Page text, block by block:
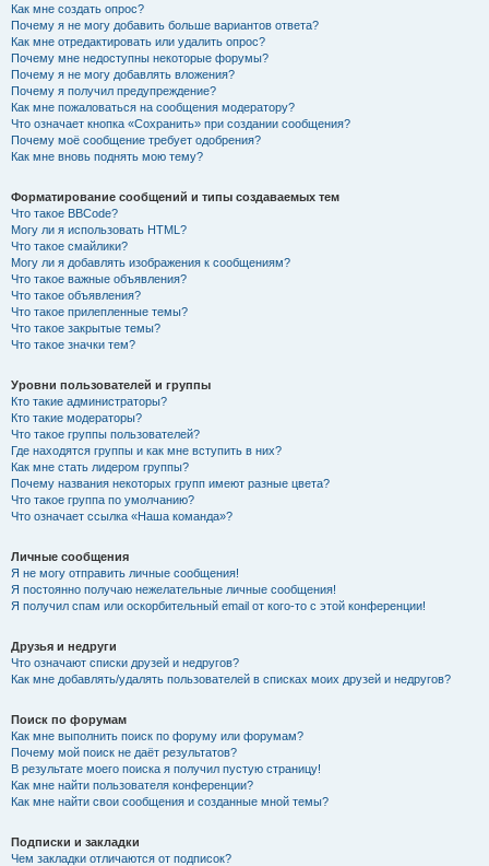
Как мне создать опрос?
Почему я не могу добавить больше вариантов ответа?
Как мне отредактировать или удалить опрос?
Почему мне недоступны некоторые форумы?
Почему я не могу добавлять вложения?
Почему я получил предупреждение?
Как мне пожаловаться на сообщения модератору?
Что означает кнопка «Сохранить» при создании сообщения?
Почему моё сообщение требует одобрения?
Как мне вновь поднять мою тему?
Форматирование сообщений и типы создаваемых тем
Что такое BBCode?
Могу ли я использовать HTML?
Что такое смайлики?
Могу ли я добавлять изображения к сообщениям?
Что такое важные объявления?
Что такое объявления?
Что такое прилепленные темы?
Что такое закрытые темы?
Что такое значки тем?
Уровни пользователей и группы
Кто такие администраторы?
Кто такие модераторы?
Что такое группы пользователей?
Где находятся группы и как мне вступить в них?
Как мне стать лидером группы?
Почему названия некоторых групп имеют разные цвета?
Что такое группа по умолчанию?
Что означает ссылка «Наша команда»?
Личные сообщения
Я не могу отправить личные сообщения!
Я постоянно получаю нежелательные личные сообщения!
Я получил спам или оскорбительный email от кого-то с этой конференции!
Друзья и недруги
Что означают списки друзей и недругов?
Как мне добавлять/удалять пользователей в списках моих друзей и недругов?
Поиск по форумам
Как мне выполнить поиск по форуму или форумам?
Почему мой поиск не даёт результатов?
В результате моего поиска я получил пустую страницу!
Как мне найти пользователя конференции?
Как мне найти свои сообщения и созданные мной темы?
Подписки и закладки
Чем закладки отличаются от подписок?